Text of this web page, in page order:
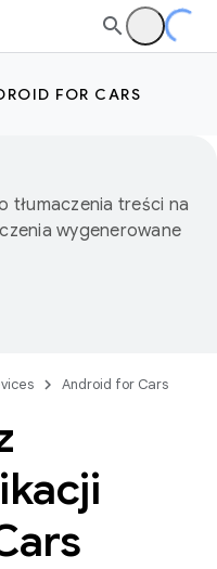
FOR CARS
tłumaczenia treści na
wygenerowane
Android for Cars